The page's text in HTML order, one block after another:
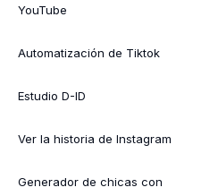
YouTube
Automatización de Tiktok
Estudio D-ID
Ver la historia de Instagram
Generador de chicas con